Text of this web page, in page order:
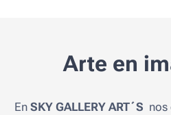
Arte en
En SKY GALLERY ART´S nos